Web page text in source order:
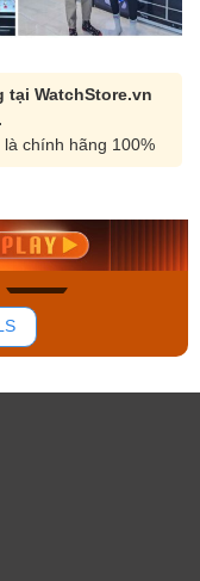
tại WatchStore.vn
chính hãng 100%
Casio Nam MTS-
Mua ngay